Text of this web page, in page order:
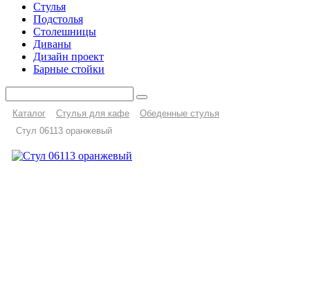
Стулья
Подстолья
Столешницы
Диваны
Дизайн проект
Барные стойки
Каталог Стулья для кафе
Обеденные стулья
Стул 06113 оранжевый